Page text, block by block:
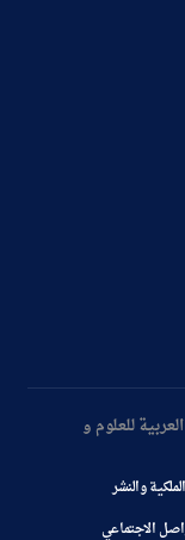
| الأكاديمية العربية للعلوم و
والنشر
الاجتماعي